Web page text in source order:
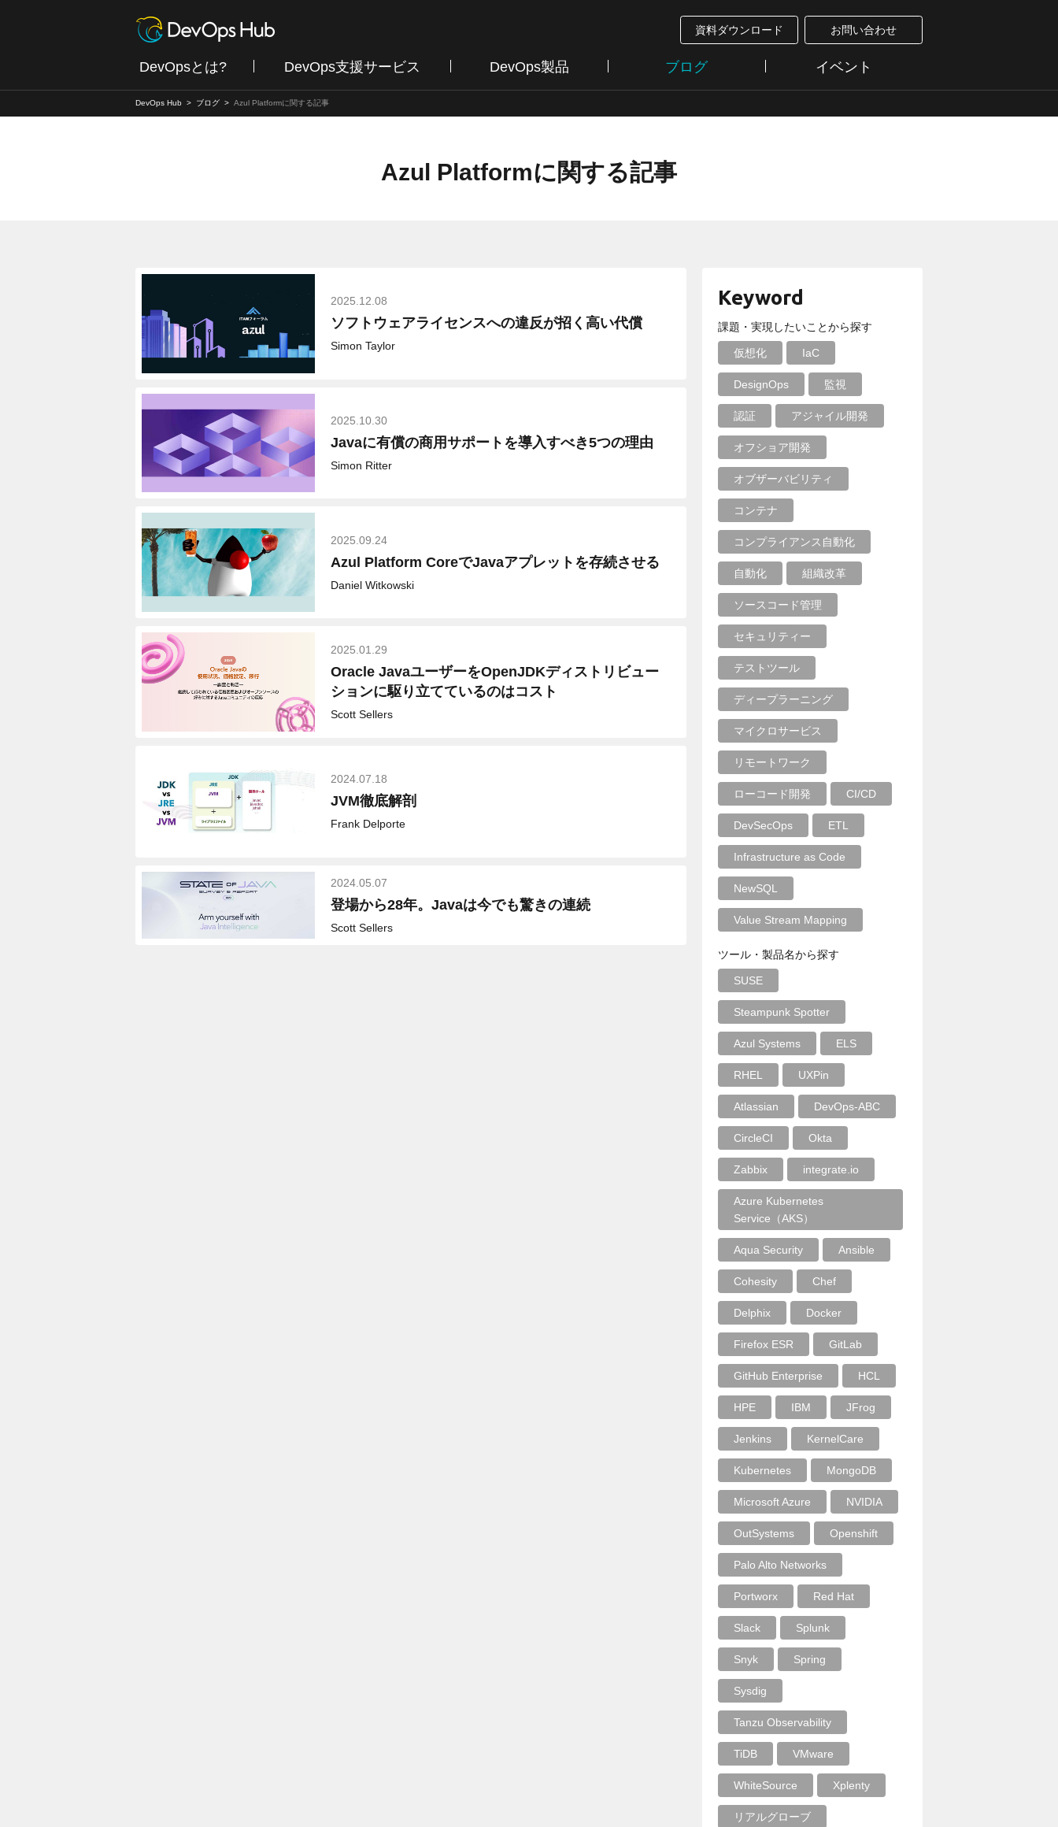
資料ダウンロード お問い合わせ
DevOpsとは? DevOps支援サービス DevOps製品 ブログ イベント
DevOps Hub ブログ Azul Platformに関する記事
Azul Platformに関する記事
2025.12.08
ソフトウェアライセンスへの違反が招く高い代償
Simon Taylor
2025.10.30
Javaに有償の商用サポートを導入すべき5つの理由
Simon Ritter
2025.09.24
Azul Platform CoreでJavaアプレットを存続させる
Daniel Witkowski
2025.01.29
Oracle JavaユーザーをOpenJDKディストリビュー
ションに駆り立てているのはコスト
Scott Sellers
2024.07.18
JVM徹底解剖
Frank Delporte
2024.05.07
登場から28年。Javaは今でも驚きの連続
Scott Sellers
Keyword
課題・実現したいことから探す
仮想化 IaC
DesignOps 監視
認証 アジャイル開発
オフショア開発
オブザーバビリティ
コンテナ
コンプライアンス自動化
自動化 組織改革
ソースコード管理
セキュリティー
テストツール
ディープラーニング
マイクロサービス
リモートワーク
ローコード開発 CI/CD
DevSecOps ETL
Infrastructure as Code
NewSQL
Value Stream Mapping
ツール・製品名から探す
SUSE
Steampunk Spotter
Azul Systems ELS
RHEL UXPin
Atlassian DevOps-ABC
CircleCI Okta
Zabbix integrate.io
Azure Kubernetes
Service（AKS）
Aqua Security Ansible
Cohesity Chef
Delphix Docker
Firefox ESR GitLab
GitHub Enterprise HCL
HPE IBM JFrog
Jenkins KernelCare
Kubernetes MongoDB
Microsoft Azure NVIDIA
OutSystems Openshift
Palo Alto Networks
Portworx Red Hat
Slack Splunk
Snyk Spring
Sysdig
Tanzu Observability
TiDB VMware
WhiteSource Xplenty
リアルグローブ